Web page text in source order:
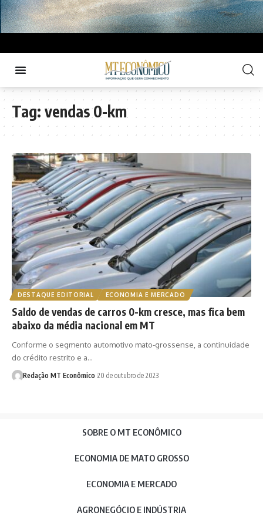
Tag: vendas 0-km
DESTAQUE EDITORIAL ECONOMIA E MERCADO
Saldo de vendas de carros 0-km cresce, mas fica bem
abaixo da média nacional em MT
Conforme o segmento automotivo mato-grossense, a continuidade
do crédito restrito e a…
Redação MT Econômico 20 de outubro de 2023
SOBRE O MT ECONÔMICO
ECONOMIA DE MATO GROSSO
ECONOMIA E MERCADO
AGRONEGÓCIO E INDÚSTRIA